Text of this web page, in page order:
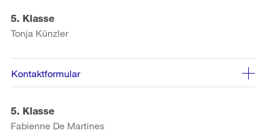
5. Klasse
Tonja Künzler
Kontaktformular
5. Klasse
Fabienne De Martines